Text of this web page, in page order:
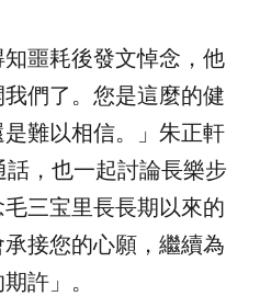
噩耗後發文悼念，他
們了。您是這麼的健
難以相信。」朱正軒
，也一起討論長樂步
三宝里長長期以來的
接您的心願，繼續為
許」。